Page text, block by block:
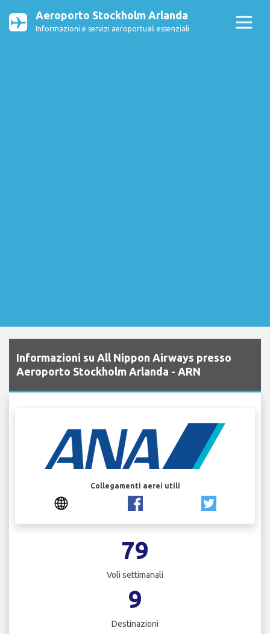
Aeroporto Stockholm Arlanda
Informazioni e servizi aeroportuali essenziali
Informazioni su All Nippon Airways presso
Aeroporto Stockholm Arlanda - ARN
Collegamenti aerei utili
79
Voli settimanali
9
Destinazioni